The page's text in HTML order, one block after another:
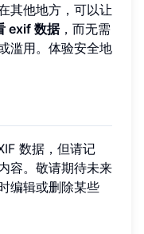
其他地方，可以让
exif 数据，而无需
滥用。体验安全地
数据，但请记
容。敬请期待未来
编辑或删除某些